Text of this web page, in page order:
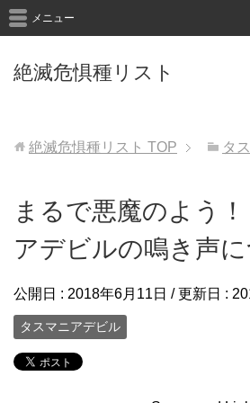
絶滅危惧種リスト
メニュー
絶滅危惧種リスト TOP タ
まるで悪魔のよう
アデビルの鳴き声
公開日 : 2018年6月11日 / 更新日 :
タスマニアデビル